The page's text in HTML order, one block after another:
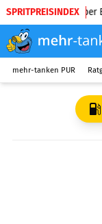
SPRITPREISINDEX
Diesel Super
mehr-tanken PUR